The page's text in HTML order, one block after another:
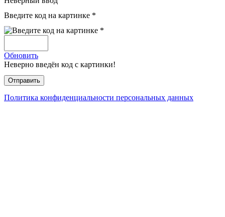
Введите код на картинке *
Обновить
Неверно введён код с картинки!
Политика конфиденциальности персональных данных